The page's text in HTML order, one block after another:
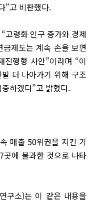
”고 비판했다.
고령화 인구 증가와 경제
제도는 계속 손을 보면
행형 사안”이라며 “이
더 나아가기 위해 구조
하겠다”고 밝혔다.
매출 50위권을 지킨 기
곳에 불과한 것으로 나타
구소)는 이 같은 내용을